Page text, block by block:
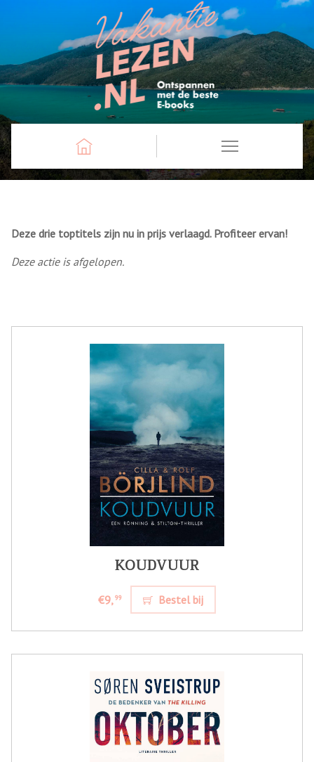
Deze drie toptitels zijn nu in prijs verlaagd. Profiteer ervan!
Deze actie is afgelopen.
KOUDVUUR
€9,99 Bestel bij